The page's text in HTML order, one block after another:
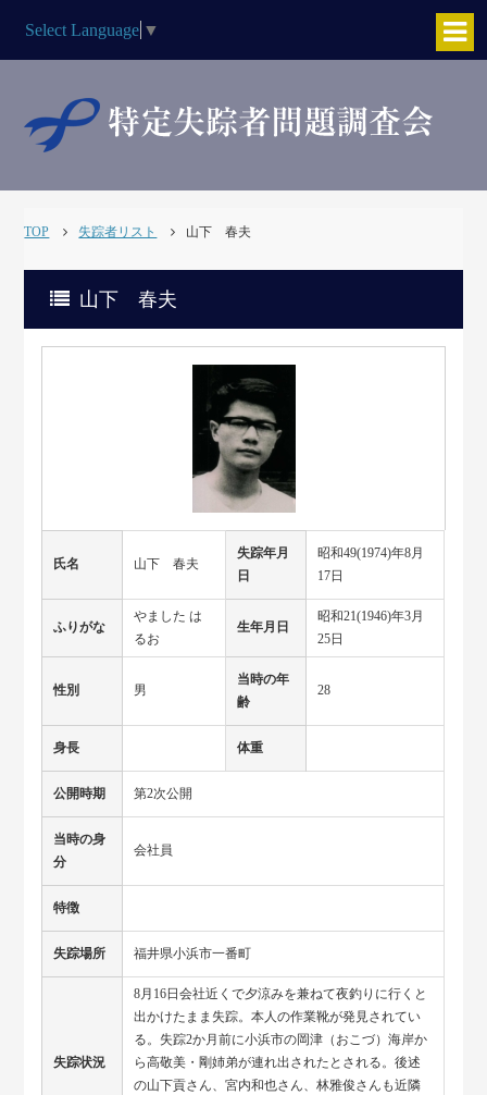
Select Language ▼
TOP 失踪者リスト 山下 春夫
山下 春夫
氏名 山下 春夫
失踪年月
日
昭和49(1974)年8月
17日
ふりがな
やました は
るお
生年月日
昭和21(1946)年3月
25日
性別 男
当時の年
齢
28
身長 体重
公開時期 第2次公開
当時の身
分
会社員
特徴
失踪場所 福井県小浜市一番町
失踪状況
8月16日会社近くで夕涼みを兼ねて夜釣りに行くと
出かけたまま失踪。本人の作業靴が発見されてい
る。失踪2か月前に小浜市の岡津（おこづ）海岸か
ら高敬美・剛姉弟が連れ出されたとされる。後述
の山下貢さん、宮内和也さん、林雅俊さんも近隣